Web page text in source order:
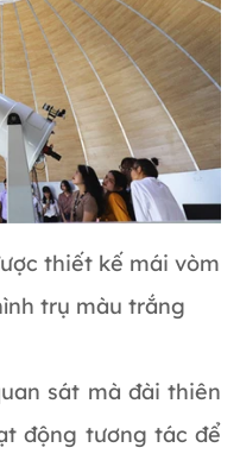
thiết kế mái vòm
trụ màu trắng
sát mà đài thiên
động tương tác để